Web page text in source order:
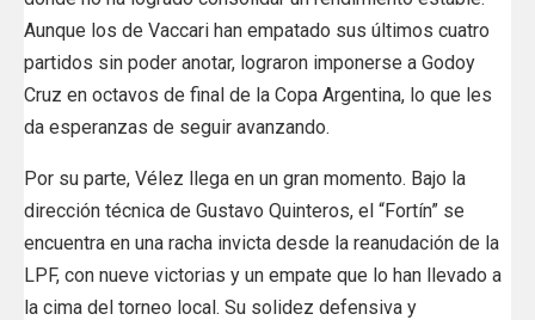
Aunque los de Vaccari han empatado sus últimos cuatro
partidos sin poder anotar, lograron imponerse a Godoy
Cruz en octavos de final de la Copa Argentina, lo que les
da esperanzas de seguir avanzando.
Por su parte, Vélez llega en un gran momento. Bajo la
dirección técnica de Gustavo Quinteros, el “Fortín” se
encuentra en una racha invicta desde la reanudación de la
LPF, con nueve victorias y un empate que lo han llevado a
la cima del torneo local. Su solidez defensiva y